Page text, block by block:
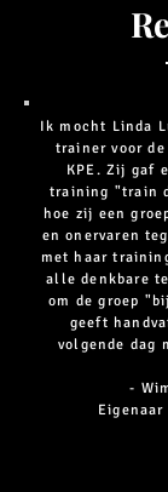
Ik mocht Linda
trainer voor
KPE. Zij gaf
training "train
hoe zij een
en onervaren
met haar
alle denkbare
om de groep
geeft
volgende dag
-
Eigenaar